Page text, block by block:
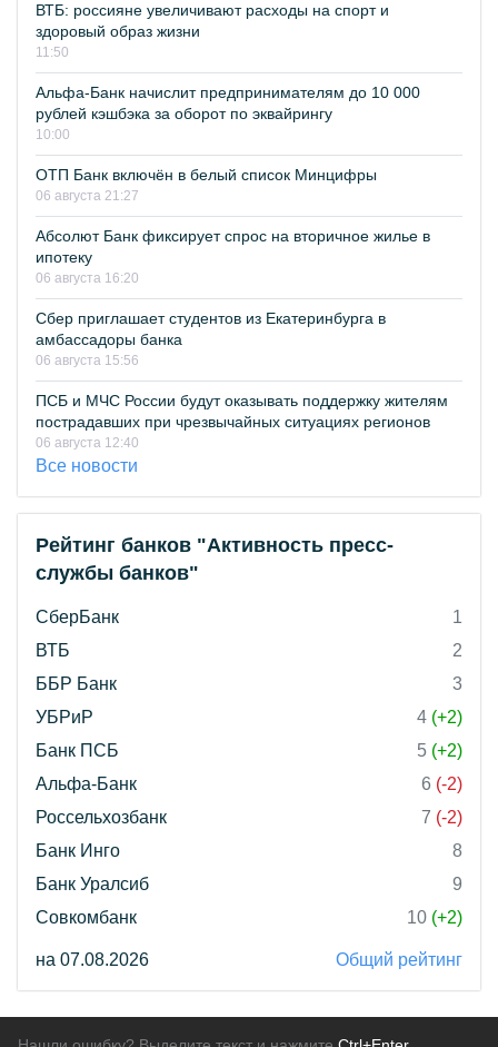
ВТБ: россияне увеличивают расходы на спорт и
здоровый образ жизни
11:50
Альфа-Банк начислит предпринимателям до 10 000
рублей кэшбэка за оборот по эквайрингу
10:00
ОТП Банк включён в белый список Минцифры
06 августа 21:27
Абсолют Банк фиксирует спрос на вторичное жилье в
ипотеку
06 августа 16:20
Сбер приглашает студентов из Екатеринбурга в
амбассадоры банка
06 августа 15:56
ПСБ и МЧС России будут оказывать поддержку жителям
пострадавших при чрезвычайных ситуациях регионов
06 августа 12:40
Все новости
Рейтинг банков "Активность пресс-
службы банков"
СберБанк
1
ВТБ
2
ББР Банк
3
УБРиР
4 (+2)
Банк ПСБ
5 (+2)
Альфа-Банк
6 (-2)
Россельхозбанк
7 (-2)
Банк Инго
8
Банк Уралсиб
9
Совкомбанк
10 (+2)
на 07.08.2026 Общий рейтинг